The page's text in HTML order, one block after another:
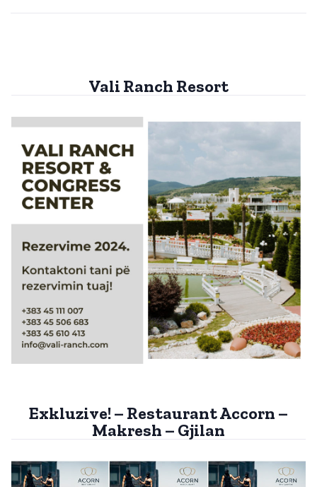
Vali Ranch Resort
Exkluzive! – Restaurant Accorn –
Makresh – Gjilan